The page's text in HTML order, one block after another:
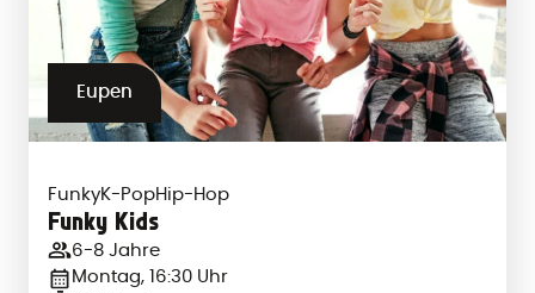
Eupen
FunkyK-PopHip-Hop
Funky Kids
6-8 Jahre
Montag, 16:30 Uhr